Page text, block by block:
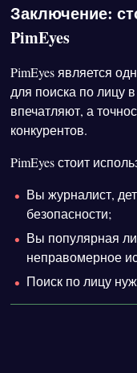
Заключение:
PimEyes
PimEyes является
для поиска по лицу
впечатляют, а
конкурентов.
PimEyes стоит
Вы журналист,
безопасности;
Вы популярная
неправомерное
Поиск по лицу